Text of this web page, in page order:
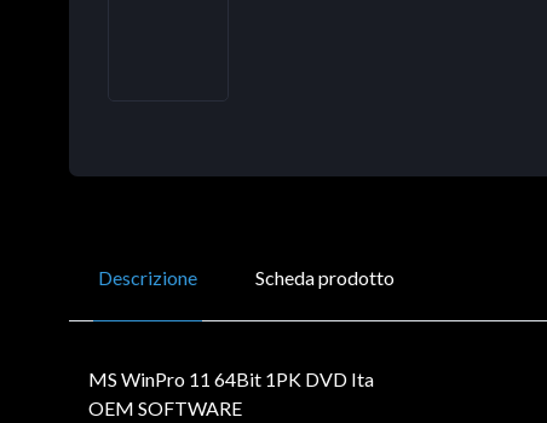
Descrizione Scheda prodotto
MS WinPro 11 64Bit 1PK DVD Ita
OEM SOFTWARE